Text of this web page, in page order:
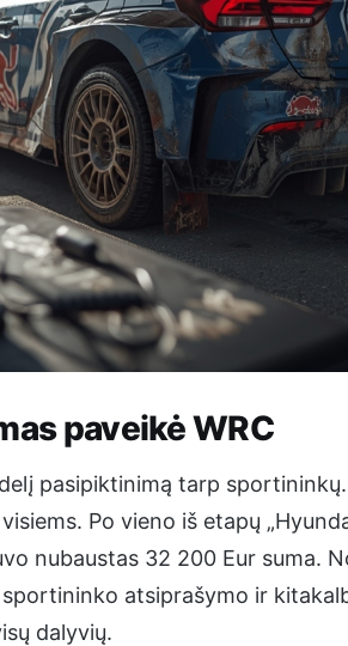
paveikė WRC
pasipiktinimą tarp
Po vieno iš etapų
nubaustas 32 200 Eur suma.
atsiprašymo ir
dalyvių.